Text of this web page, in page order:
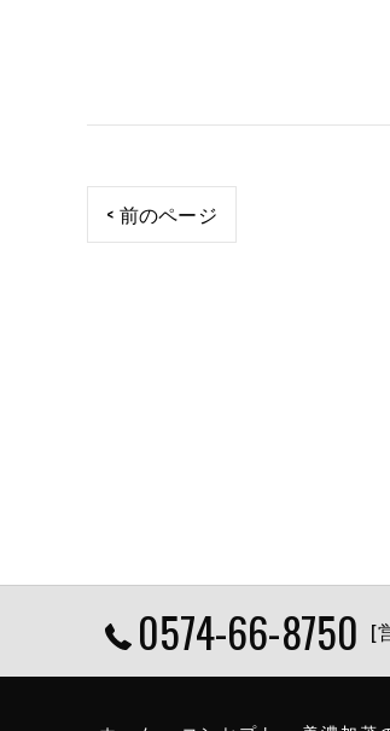
< 前のページ
0574-66-8750 [